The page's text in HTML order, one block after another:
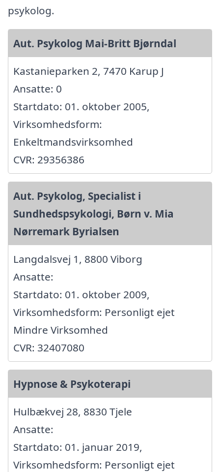
psykolog.
Aut. Psykolog Mai-Britt Bjørndal
Kastanieparken 2, 7470 Karup J
Ansatte: 0
Startdato: 01. oktober 2005,
Virksomhedsform:
Enkeltmandsvirksomhed
CVR: 29356386
Aut. Psykolog, Specialist i
Sundhedspsykologi, Børn v. Mia
Nørremark Byrialsen
Langdalsvej 1, 8800 Viborg
Ansatte:
Startdato: 01. oktober 2009,
Virksomhedsform: Personligt ejet
Mindre Virksomhed
CVR: 32407080
Hypnose & Psykoterapi
Hulbækvej 28, 8830 Tjele
Ansatte:
Startdato: 01. januar 2019,
Virksomhedsform: Personligt ejet